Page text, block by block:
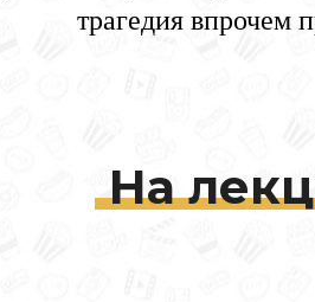
трагедия впрочем
На